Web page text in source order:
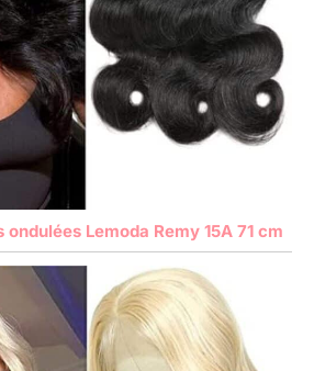
Lemoda Remy 15A 71 cm